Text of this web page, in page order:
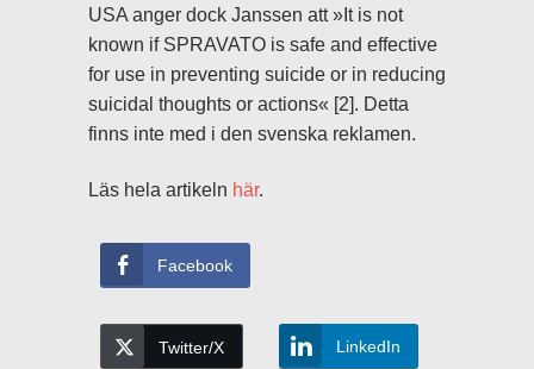
USA anger dock Janssen att »It is not
known if SPRAVATO is safe and effective
for use in preventing suicide or in reducing
suicidal thoughts or actions« [2]. Detta
finns inte med i den svenska reklamen.
Läs hela artikeln här.
Facebook
Twitter/X LinkedIn